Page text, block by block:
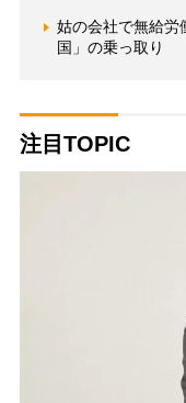
姑の会社で無給労
国」の乗っ取り
注目TOPIC